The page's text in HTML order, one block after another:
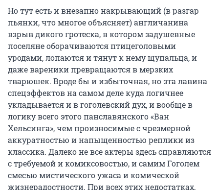
Но тут есть и внезапно накрывающий (в разгар
пьянки, что многое объясняет) англичанина
взрыв дикого гротеска, в котором задушевные
поселяне оборачиваются птицеголовыми
уродами, лопаются и тянут к нему щупальца, и
даже вареники превращаются в мерзких
тварюшек. Вроде бы и избыточная, но эта лавина
спецэффектов на самом деле куда логичнее
укладывается и в гоголевский дух, и вообще в
логику всего этого панславянского «Ван
Хельсинга», чем произносимые с чрезмерной
аккуратностью и напыщенностью реплики из
классика. Далеко не все актеры здесь справляются
с требуемой и комиксовостью, и самим Гоголем
смесью мистического ужаса и комической
жизнерадостности. При всех этих недостатках,